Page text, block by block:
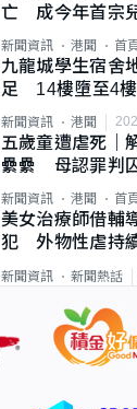
亡 成今年首宗
新聞資訊 港聞 首
九龍城學生宿舍
足 14樓墮至4樓
新聞資訊 港聞
五歲童遭虐死｜
纍纍 母認罪判
類案最惡劣
新聞資訊 港聞 首
美女治療師借輔
犯 外物性虐持
要保護其他人
新聞資訊 新聞熱話